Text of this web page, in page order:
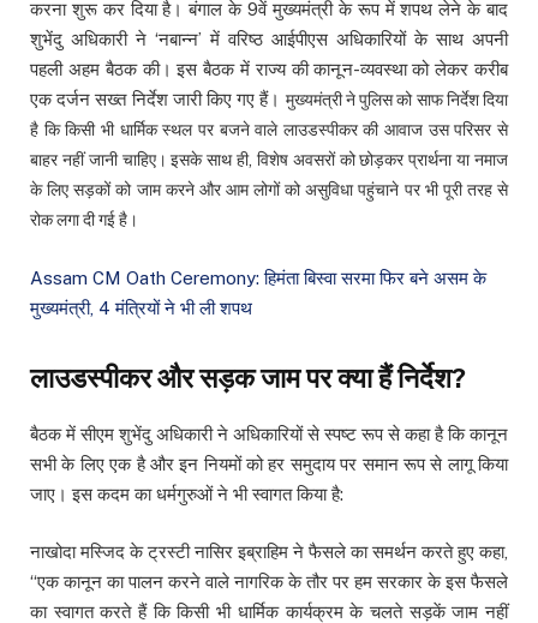
करना शुरू कर दिया है। बंगाल के 9वें मुख्यमंत्री के रूप में शपथ लेने के बाद
शुभेंदु अधिकारी ने ‘नबान्न’ में वरिष्ठ आईपीएस अधिकारियों के साथ अपनी
पहली अहम बैठक की। इस बैठक में राज्य की कानून-व्यवस्था को लेकर करीब
एक दर्जन सख्त निर्देश जारी किए गए हैं। मुख्यमंत्री ने पुलिस को साफ निर्देश दिया
है कि किसी भी धार्मिक स्थल पर बजने वाले लाउडस्पीकर की आवाज उस परिसर से
बाहर नहीं जानी चाहिए। इसके साथ ही, विशेष अवसरों को छोड़कर प्रार्थना या नमाज
के लिए सड़कों को जाम करने और आम लोगों को असुविधा पहुंचाने पर भी पूरी तरह से
रोक लगा दी गई है।
Assam CM Oath Ceremony: हिमंता बिस्वा सरमा फिर बने असम के
मुख्यमंत्री, 4 मंत्रियों ने भी ली शपथ
लाउडस्पीकर और सड़क जाम पर क्या हैं निर्देश?
बैठक में सीएम शुभेंदु अधिकारी ने अधिकारियों से स्पष्ट रूप से कहा है कि कानून
सभी के लिए एक है और इन नियमों को हर समुदाय पर समान रूप से लागू किया
जाए। इस कदम का धर्मगुरुओं ने भी स्वागत किया है:
नाखोदा मस्जिद के ट्रस्टी नासिर इब्राहिम ने फैसले का समर्थन करते हुए कहा,
“एक कानून का पालन करने वाले नागरिक के तौर पर हम सरकार के इस फैसले
का स्वागत करते हैं कि किसी भी धार्मिक कार्यक्रम के चलते सड़कें जाम नहीं